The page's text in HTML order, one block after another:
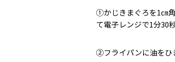
①かじきまぐろを1㎝
て電子レンジで1分30
②フライパンに油をひ